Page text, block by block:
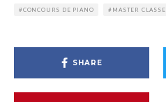
CONCOURS DE PIANO MASTER CLASSE
SHARE